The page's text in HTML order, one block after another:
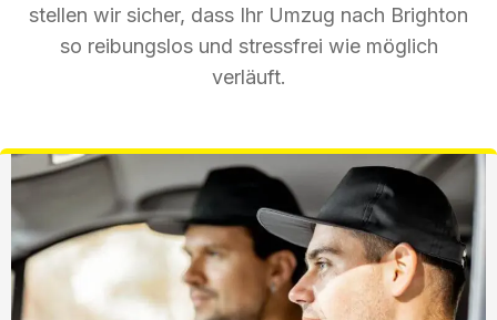
stellen wir sicher, dass Ihr Umzug nach Brighton
so reibungslos und stressfrei wie möglich
verläuft.